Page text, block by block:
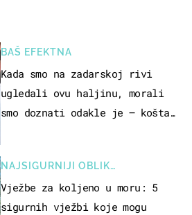
BAŠ EFEKTNA
Kada smo na zadarskoj rivi
ugledali ovu haljinu, morali
smo doznati odakle je – košta
NAJSIGURNIJI OBLIK
REKREACIJE
Vježbe za koljeno u moru: 5
sigurnih vježbi koje mogu